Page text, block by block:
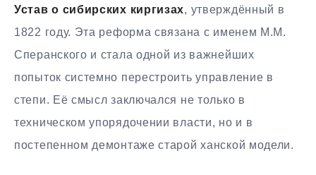
Устав о сибирских киргизах, утверждённый в
1822 году. Эта реформа связана с именем М.М.
Сперанского и стала одной из важнейших
попыток системно перестроить управление в
степи. Её смысл заключался не только в
техническом упорядочении власти, но и в
постепенном демонтаже старой ханской модели.